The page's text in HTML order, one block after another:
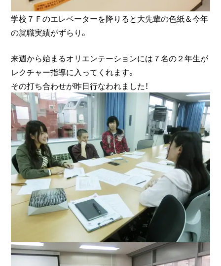
学校７Ｆのエレベーターを降りると大先輩の色紙＆今年
の就職実績がずらり。
来週から始まるオリエンテーションには７名の２年生が
レクチャー指導に入ってくれます。
その打ち合わせが昨日行なわれました！